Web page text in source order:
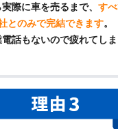
際に車を売るまで、 す
とのみで完結できます。
電話もないので疲れてし